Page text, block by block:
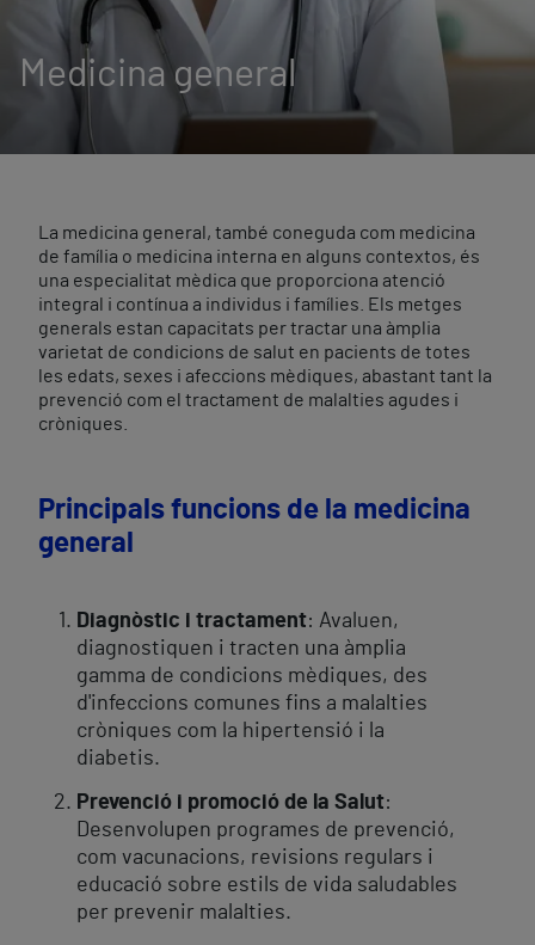
Medicina general
La medicina general, també coneguda com medicina
de família o medicina interna en alguns contextos, és
una especialitat mèdica que proporciona atenció
integral i contínua a individus i famílies. Els metges
generals estan capacitats per tractar una àmplia
varietat de condicions de salut en pacients de totes
les edats, sexes i afeccions mèdiques, abastant tant la
prevenció com el tractament de malalties agudes i
cròniques.
Principals funcions de la medicina
general
Diagnòstic i tractament: Avaluen,
diagnostiquen i tracten una àmplia
gamma de condicions mèdiques, des
d'infeccions comunes fins a malalties
cròniques com la hipertensió i la
diabetis.
Prevenció i promoció de la Salut:
Desenvolupen programes de prevenció,
com vacunacions, revisions regulars i
educació sobre estils de vida saludables
per prevenir malalties.